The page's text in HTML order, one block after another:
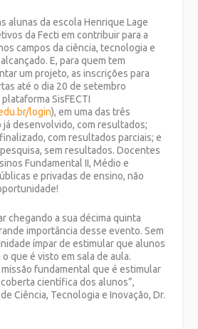
alunas da escola Henrique Lage
da Fecti em contribuir para a
campos da ciência, tecnologia e
E, para quem tem
um projeto, as inscrições para
até o dia 20 de setembro
SisFECTI
login), em uma das três
desenvolvido, com resultados;
com resultados parciais; e
sem resultados. Docentes
Fundamental II, Médio e
e privadas de ensino, não
chegando a sua décima quinta
importância desse evento. Sem
ímpar de estimular que alunos
que é visto em sala de aula.
missão fundamental que é estimular
científica dos alunos”,
Ciência, Tecnologia e Inovação, Dr.